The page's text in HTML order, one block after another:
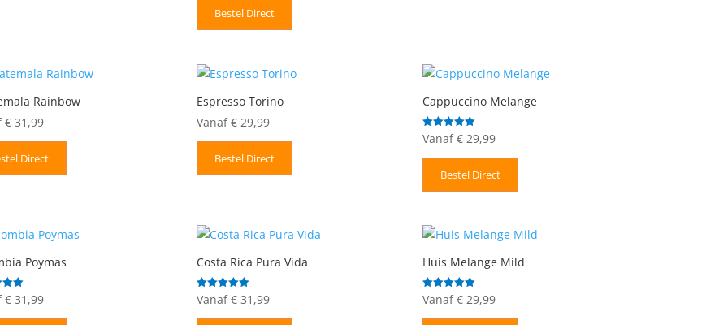
Bestel Direct
Rainbow
€ 31,99
Direct
Espresso Torino
Vanaf € 29,99
Bestel Direct
Cappuccino Melange
Gewaardeerd
5.00
Vanaf € 29,99
Bestel Direct
Poymas
€ 31,99
Costa Rica Pura Vida
Gewaardeerd
5.00
uit 5
Vanaf € 31,99
Huis Melange Mild
Gewaardeerd
5.00
uit 5
Vanaf € 29,99